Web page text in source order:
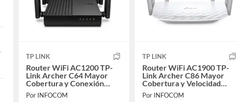
Sodimac Colonial, Sodimac Naranjal
TP LINK
Router WiFi AC1200 TP-
Link Archer C64 Mayor
Cobertura y Conexión
Dual Band
Por INFOCOM
TP LINK
Router WiFi AC1900 TP-
Link Archer C86 Mayor
Cobertura y Velocidad
MU-MIMO
Por INFOCOM